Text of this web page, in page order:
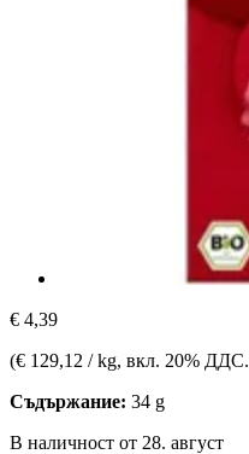
€ 4,39
(€ 129,12 / kg, вкл. 20% ДДС.
Съдържание: 34 g
В наличност от 28. август